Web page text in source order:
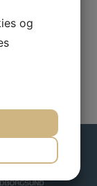
kunstarter, som
på det at møde
og kunstnerisk i
under
Abrahamsen.
og